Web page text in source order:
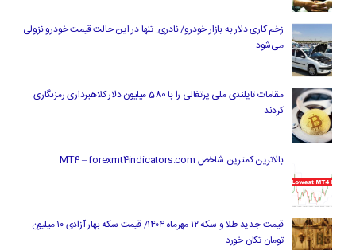
زخم کاری دلار به بازار خودرو/ نادری: تنها در این حالت قیمت خودرو نزولی
می‌شود
مقامات تایلندی ملی پرتغالی را با 580 میلیون دلار کلاهبرداری رمزنگاری
کردند
بالاترین کمترین شاخص MT4 – forexmt4indicators.com
قیمت جدید طلا و سکه ۱۲ مهرماه ۱۴۰۴/ قیمت سکه بهار آزادی ۱۰ میلیون
تومان تکان خورد